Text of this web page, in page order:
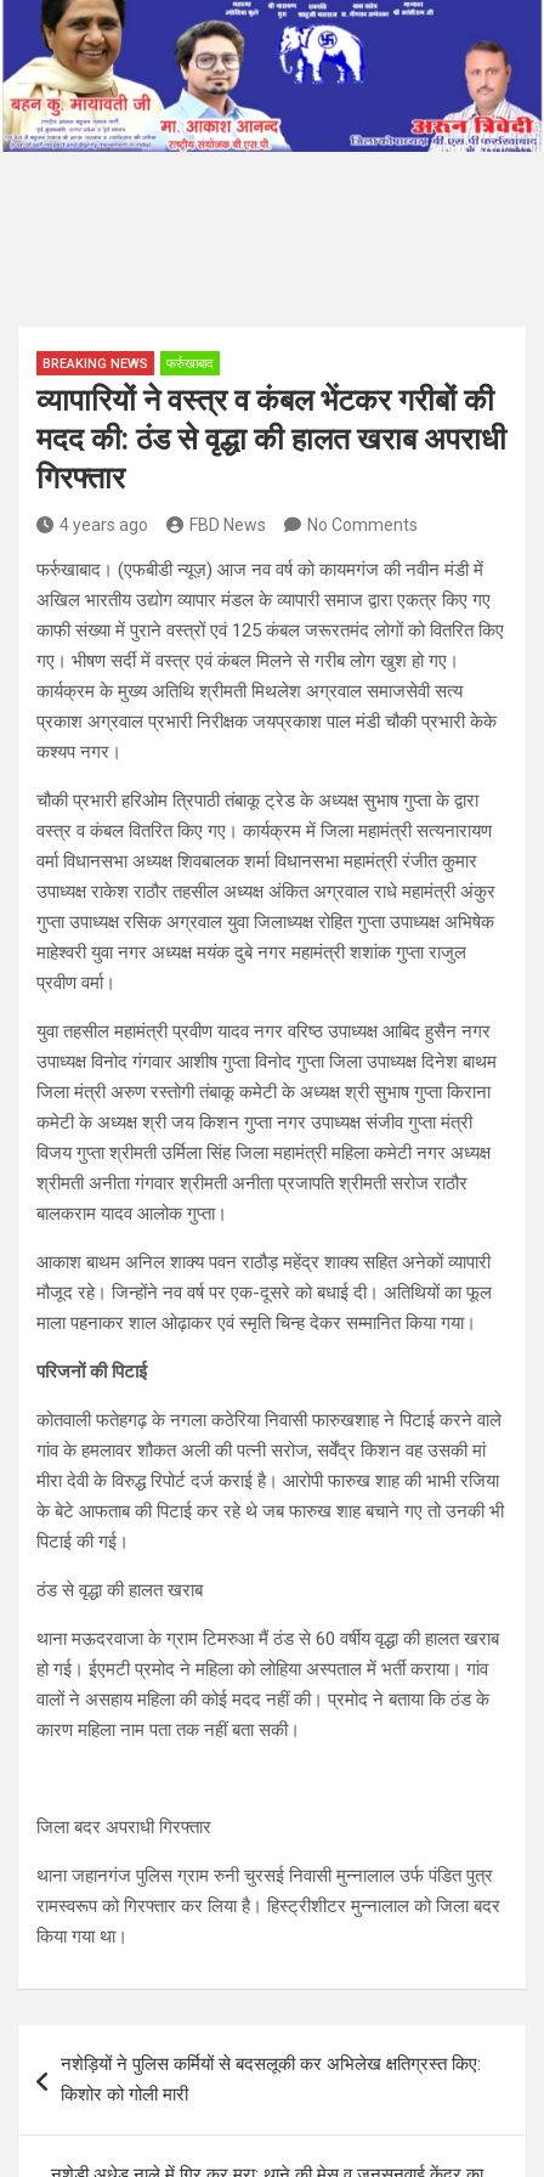
BREAKING NEWS फर्रुखाबाद
व्यापारियों ने वस्त्र व कंबल भेंटकर गरीबों की
मदद की: ठंड से वृद्धा की हालत खराब अपराधी
गिरफ्तार
4 years ago FBD News No Comments
फर्रुखाबाद। (एफबीडी न्यूज़) आज नव वर्ष को कायमगंज की नवीन मंडी में
अखिल भारतीय उद्योग व्यापार मंडल के व्यापारी समाज द्वारा एकत्र किए गए
काफी संख्या में पुराने वस्त्रों एवं 125 कंबल जरूरतमंद लोगों को वितरित किए
गए। भीषण सर्दी में वस्त्र एवं कंबल मिलने से गरीब लोग खुश हो गए।
कार्यक्रम के मुख्य अतिथि श्रीमती मिथलेश अग्रवाल समाजसेवी सत्य
प्रकाश अग्रवाल प्रभारी निरीक्षक जयप्रकाश पाल मंडी चौकी प्रभारी केके
कश्यप नगर।
चौकी प्रभारी हरिओम त्रिपाठी तंबाकू ट्रेड के अध्यक्ष सुभाष गुप्ता के द्वारा
वस्त्र व कंबल वितरित किए गए। कार्यक्रम में जिला महामंत्री सत्यनारायण
वर्मा विधानसभा अध्यक्ष शिवबालक शर्मा विधानसभा महामंत्री रंजीत कुमार
उपाध्यक्ष राकेश राठौर तहसील अध्यक्ष अंकित अग्रवाल राधे महामंत्री अंकुर
गुप्ता उपाध्यक्ष रसिक अग्रवाल युवा जिलाध्यक्ष रोहित गुप्ता उपाध्यक्ष अभिषेक
माहेश्वरी युवा नगर अध्यक्ष मयंक दुबे नगर महामंत्री शशांक गुप्ता राजुल
प्रवीण वर्मा।
युवा तहसील महामंत्री प्रवीण यादव नगर वरिष्ठ उपाध्यक्ष आबिद हुसैन नगर
उपाध्यक्ष विनोद गंगवार आशीष गुप्ता विनोद गुप्ता जिला उपाध्यक्ष दिनेश बाथम
जिला मंत्री अरुण रस्तोगी तंबाकू कमेटी के अध्यक्ष श्री सुभाष गुप्ता किराना
कमेटी के अध्यक्ष श्री जय किशन गुप्ता नगर उपाध्यक्ष संजीव गुप्ता मंत्री
विजय गुप्ता श्रीमती उर्मिला सिंह जिला महामंत्री महिला कमेटी नगर अध्यक्ष
श्रीमती अनीता गंगवार श्रीमती अनीता प्रजापति श्रीमती सरोज राठौर
बालकराम यादव आलोक गुप्ता।
आकाश बाथम अनिल शाक्य पवन राठौड़ महेंद्र शाक्य सहित अनेकों व्यापारी
मौजूद रहे। जिन्होंने नव वर्ष पर एक-दूसरे को बधाई दी। अतिथियों का फूल
माला पहनाकर शाल ओढ़ाकर एवं स्मृति चिन्ह देकर सम्मानित किया गया।
परिजनों की पिटाई
कोतवाली फतेहगढ़ के नगला कठेरिया निवासी फारुखशाह ने पिटाई करने वाले
गांव के हमलावर शौकत अली की पत्नी सरोज, सर्वेंद्र किशन वह उसकी मां
मीरा देवी के विरुद्ध रिपोर्ट दर्ज कराई है। आरोपी फारुख शाह की भाभी रजिया
के बेटे आफताब की पिटाई कर रहे थे जब फारुख शाह बचाने गए तो उनकी भी
पिटाई की गई।
ठंड से वृद्धा की हालत खराब
थाना मऊदरवाजा के ग्राम टिमरुआ मैं ठंड से 60 वर्षीय वृद्धा की हालत खराब
हो गई। ईएमटी प्रमोद ने महिला को लोहिया अस्पताल में भर्ती कराया। गांव
वालों ने असहाय महिला की कोई मदद नहीं की। प्रमोद ने बताया कि ठंड के
कारण महिला नाम पता तक नहीं बता सकी।
जिला बदर अपराधी गिरफ्तार
थाना जहानगंज पुलिस ग्राम रुनी चुरसई निवासी मुन्नालाल उर्फ पंडित पुत्र
रामस्वरूप को गिरफ्तार कर लिया है। हिस्ट्रीशीटर मुन्नालाल को जिला बदर
किया गया था।
navigation
नशेड़ियों ने पुलिस कर्मियों से बदसलूकी कर अभिलेख क्षतिग्रस्त किए:
किशोर को गोली मारी